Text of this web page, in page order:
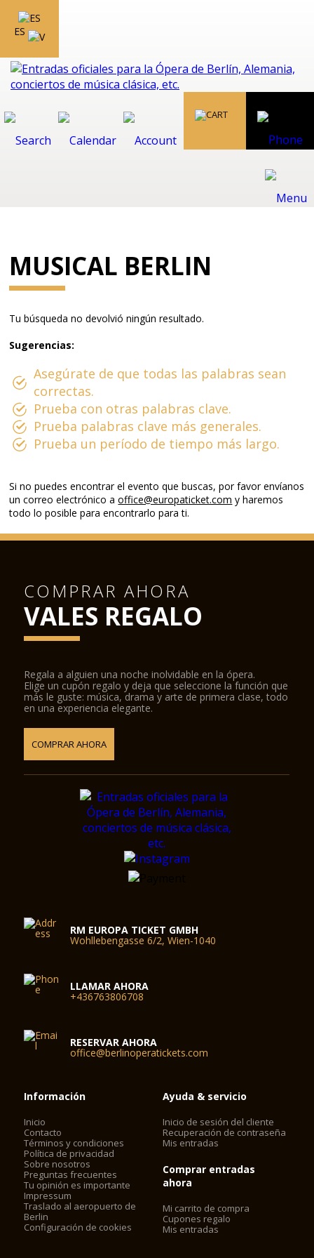
ES
MUSICAL BERLIN
Tu búsqueda no devolvió ningún resultado.
Sugerencias:
Asegúrate de que todas las palabras sean
correctas.
Prueba con otras palabras clave.
Prueba palabras clave más generales.
Prueba un período de tiempo más largo.
Si no puedes encontrar el evento que buscas, por favor envíanos
un correo electrónico aoffice@europaticket.com y haremos
todo lo posible para encontrarlo para ti.
COMPRAR AHORA
VALES REGALO
Regala a alguien una noche inolvidable en la ópera.
Elige un cupón regalo y deja que seleccione la función que
más le guste: música, drama y arte de primera clase, todo
en una experiencia elegante.
COMPRAR AHORA
RM EUROPA TICKET GMBH
Wohllebengasse 6/2, Wien-1040
LLAMAR AHORA
+436763806708
RESERVAR AHORA
office@berlinoperatickets.com
Información
Inicio
Contacto
Términos y condiciones
Política de privacidad
Sobre nosotros
Preguntas frecuentes
Tu opinión es importante
Impressum
Traslado al aeropuerto de
Berlin
Configuración de cookies
Ayuda & servicio
Inicio de sesión del cliente
Recuperación de contraseña
Mis entradas
Comprar entradas
ahora
Mi carrito de compra
Cupones regalo
Mis entradas